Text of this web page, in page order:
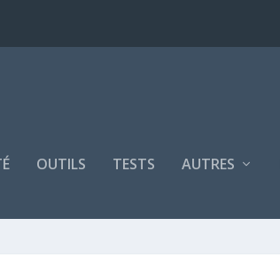
OUTILS TESTS AUTRES